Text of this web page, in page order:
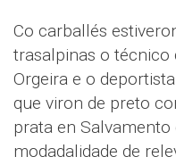
Co carballés
trasalpinas o técnico
Orgeira e o
que viron de preto
prata en
modadalidade de